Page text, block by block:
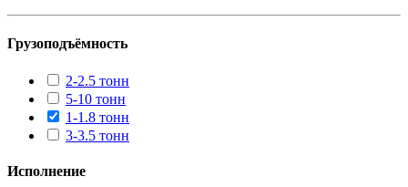
Грузоподъёмность
2-2.5 тонн
5-10 тонн
1-1.8 тонн
3-3.5 тонн
Исполнение